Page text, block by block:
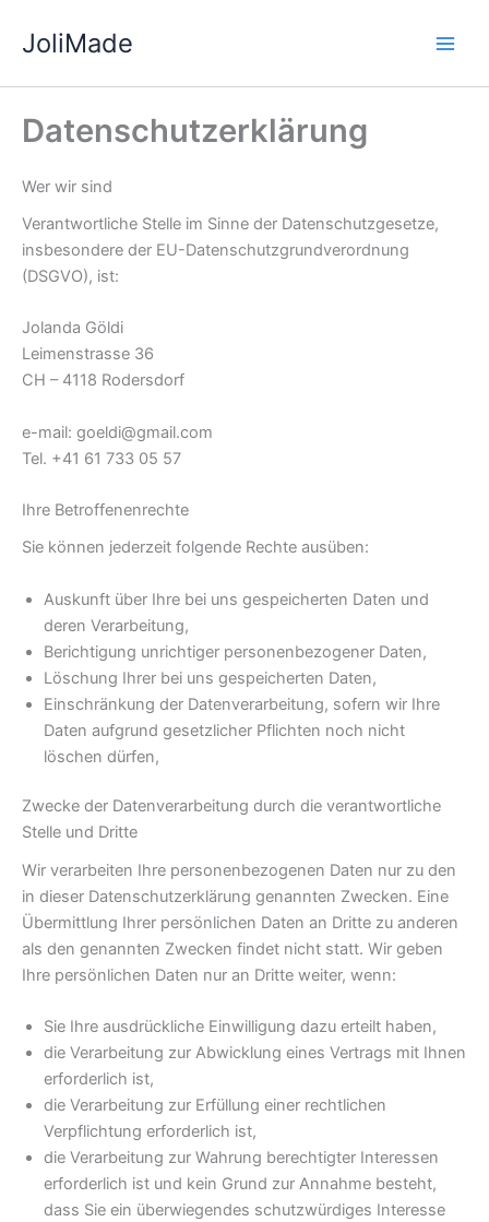
InhaltJoliMade
Datenschutzerklärung
Wer wir sind
Verantwortliche Stelle im Sinne der Datenschutzgesetze,
insbesondere der EU-Datenschutzgrundverordnung
(DSGVO), ist:
Jolanda Göldi
Leimenstrasse 36
CH – 4118 Rodersdorf
e-mail: goeldi@gmail.com
Tel. +41 61 733 05 57
Ihre Betroffenenrechte
Sie können jederzeit folgende Rechte ausüben:
Auskunft über Ihre bei uns gespeicherten Daten und
deren Verarbeitung,
Berichtigung unrichtiger personenbezogener Daten,
Löschung Ihrer bei uns gespeicherten Daten,
Einschränkung der Datenverarbeitung, sofern wir Ihre
Daten aufgrund gesetzlicher Pflichten noch nicht
löschen dürfen,
Zwecke der Datenverarbeitung durch die verantwortliche
Stelle und Dritte
Wir verarbeiten Ihre personenbezogenen Daten nur zu den
in dieser Datenschutzerklärung genannten Zwecken. Eine
Übermittlung Ihrer persönlichen Daten an Dritte zu anderen
als den genannten Zwecken findet nicht statt. Wir geben
Ihre persönlichen Daten nur an Dritte weiter, wenn:
Sie Ihre ausdrückliche Einwilligung dazu erteilt haben,
die Verarbeitung zur Abwicklung eines Vertrags mit Ihnen
erforderlich ist,
die Verarbeitung zur Erfüllung einer rechtlichen
Verpflichtung erforderlich ist,
die Verarbeitung zur Wahrung berechtigter Interessen
erforderlich ist und kein Grund zur Annahme besteht,
dass Sie ein überwiegendes schutzwürdiges Interesse